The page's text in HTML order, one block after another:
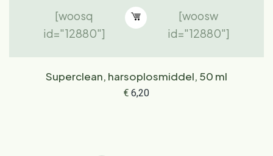
[woosq
id="12880"]
[woosw
id="12880"]
Superclean, harsoplosmiddel, 50 ml
€6,20